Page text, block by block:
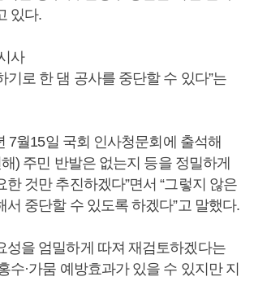
있다.
사
기로 한 댐 공사를 중단할 수 있다”는
7월15일 국회 인사청문회에 출석해
) 주민 반발은 없는지 등을 정밀하게
한 것만 추진하겠다”면서 “그렇지 않은
서 중단할 수 있도록 하겠다”고 말했다.
성을 엄밀하게 따져 재검토하겠다는
수·가뭄 예방효과가 있을 수 있지만 지